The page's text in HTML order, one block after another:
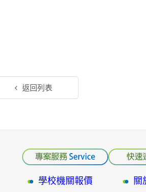
返回列表
學校機關報價 關